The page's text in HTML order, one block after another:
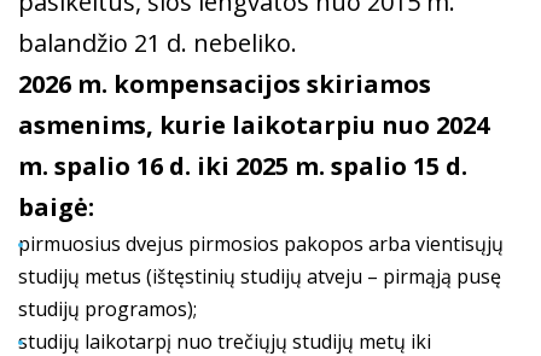
balandžio 21 d. nebeliko.
2026 m. kompensacijos skiriamos
asmenims, kurie laikotarpiu nuo 2024
m. spalio 16 d. iki 2025 m. spalio 15 d.
baigė:
pirmuosius dvejus pirmosios pakopos arba vientisųjų
studijų metus (ištęstinių studijų atveju – pirmąją pusę
studijų programos);
studijų laikotarpį nuo trečiųjų studijų metų iki